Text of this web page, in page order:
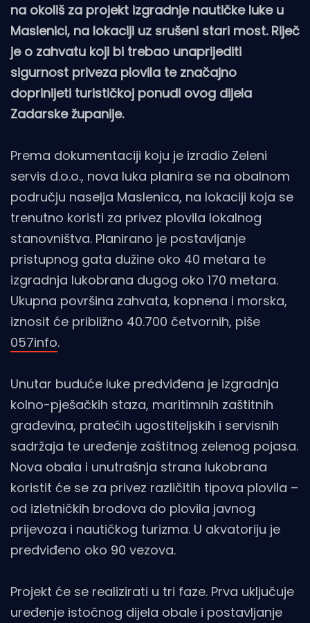
na okoliš za projekt izgradnje nautičke luke u
Maslenici, na lokaciji uz srušeni stari most. Riječ
je o zahvatu koji bi trebao unaprijediti
sigurnost priveza plovila te značajno
doprinijeti turističkoj ponudi ovog dijela
Zadarske županije.
Prema dokumentaciji koju je izradio Zeleni
servis d.o.o., nova luka planira se na obalnom
području naselja Maslenica, na lokaciji koja se
trenutno koristi za privez plovila lokalnog
stanovništva. Planirano je postavljanje
pristupnog gata dužine oko 40 metara te
izgradnja lukobrana dugog oko 170 metara.
Ukupna površina zahvata, kopnena i morska,
iznosit će približno 40.700 četvornih, piše
057info.
Unutar buduće luke predviđena je izgradnja
kolno-pješačkih staza, maritimnih zaštitnih
građevina, pratećih ugostiteljskih i servisnih
sadržaja te uređenje zaštitnog zelenog pojasa.
Nova obala i unutrašnja strana lukobrana
koristit će se za privez različitih tipova plovila –
od izletničkih brodova do plovila javnog
prijevoza i nautičkog turizma. U akvatoriju je
predviđeno oko 90 vezova.
Projekt će se realizirati u tri faze. Prva uključuje
uređenje istočnog dijela obale i postavljanje